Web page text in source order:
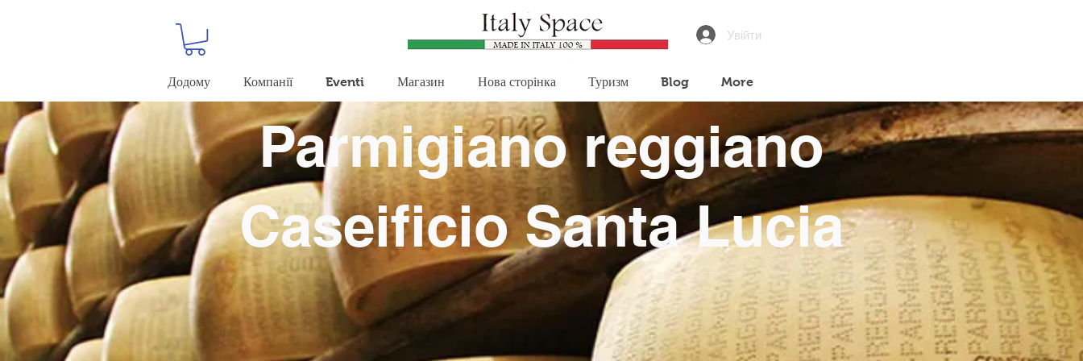
Увійти
Додому Компанії Eventi Магазин Нова сторінка Туризм Blog More
Parmigiano reggiano
Caseificio Santa Lucia